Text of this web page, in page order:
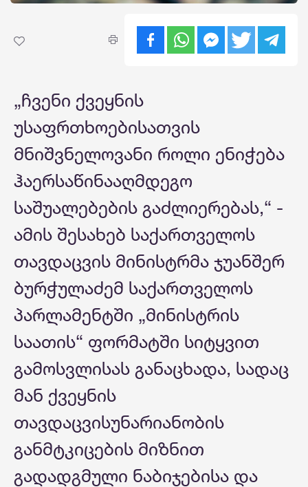
„ჩვენი ქვეყნის
უსაფრთხოებისათვის
მნიშვნელოვანი როლი ენიჭება
ჰაერსაწინააღმდეგო
საშუალებების გაძლიერებას,“ -
ამის შესახებ საქართველოს
თავდაცვის მინისტრმა ჯუანშერ
ბურჭულაძემ საქართველოს
პარლამენტში „მინისტრის
საათის“ ფორმატში სიტყვით
გამოსვლისას განაცხადა, სადაც
მან ქვეყნის
თავდაცვისუნარიანობის
განმტკიცების მიზნით
გადადგმული ნაბიჯებისა და